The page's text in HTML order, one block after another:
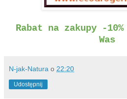
Rabat na zakupy -
Was
N-jak-Natura o 22:20
Udostępnij